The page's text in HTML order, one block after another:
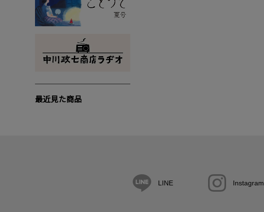
最近見た商品
LINE Instagram